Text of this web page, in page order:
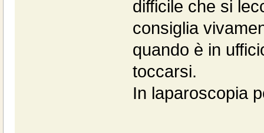
difficile che si
consiglia
quando è in
toccarsi.
In laparoscopia